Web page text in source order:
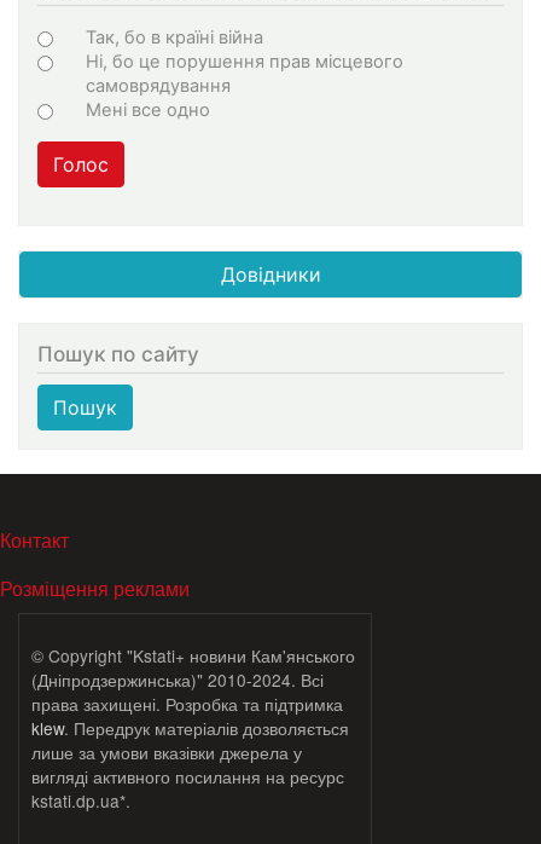
Варіанти
Так, бо в країні війна
Ні, бо це порушення прав місцевого
самоврядування
Мені все одно
Голос
Довідники
Пошук по сайту
Пошук
МЕНЮ В ПОДВАЛЕ
Контакт
Розміщення реклами
© Copyright "Kstati+ новини Кам'янського
(Дніпродзержинська)" 2010-2024. Всі
права захищені. Розробка та підтримка
klew. Передрук матеріалів дозволяється
лише за умови вказівки джерела у
вигляді активного посилання на ресурс
kstati.dp.ua*.